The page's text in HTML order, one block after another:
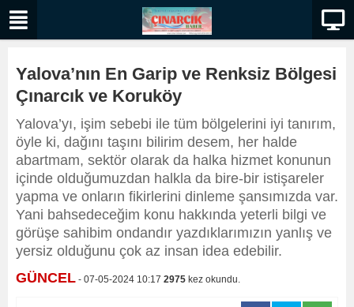
Yalova’nın En Garip ve Renksiz Bölgesi
Çınarcık ve Koruköy
Yalova’yı, işim sebebi ile tüm bölgelerini iyi tanırım,
öyle ki, dağını taşını bilirim desem, her halde
abartmam, sektör olarak da halka hizmet konunun
içinde olduğumuzdan halkla da bire-bir istişareler
yapma ve onların fikirlerini dinleme şansımızda var.
Yani bahsedeceğim konu hakkında yeterli bilgi ve
görüşe sahibim ondandır yazdıklarımızın yanlış ve
yersiz olduğunu çok az insan idea edebilir.
GÜNCEL - 07-05-2024 10:17 2975 kez okundu.